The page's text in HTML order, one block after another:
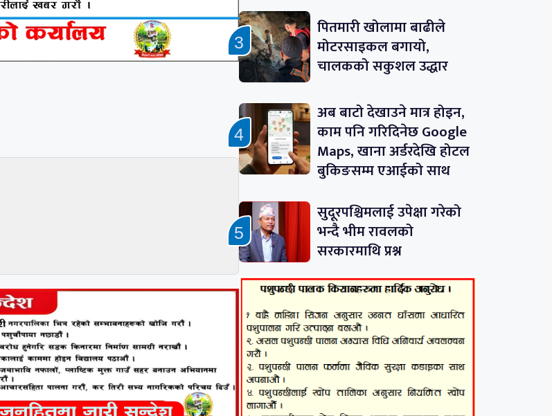
पितमारी खोलामा बाढीले
मोटरसाइकल बगायो,
चालकको सकुशल उद्धार
अब बाटो देखाउने मात्र होइन,
काम पनि गरिदिनेछ Google
Maps, खाना अर्डरदेखि होटल
बुकिङसम्म एआईको साथ
सुदूरपश्चिमलाई उपेक्षा गरेको
भन्दै भीम रावलको
सरकारमाथि प्रश्न